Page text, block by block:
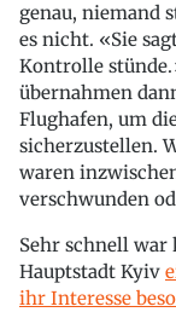
genau, niemand
es nicht. «Sie
Kontrolle
übernahmen
Flughafen, um
sicherzustellen.
waren
verschwunden
Sehr schnell war
Hauptstadt Kyiv
ihr Interesse